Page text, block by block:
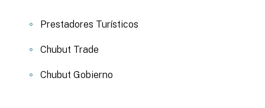
Prestadores Turísticos
Chubut Trade
Chubut Gobierno